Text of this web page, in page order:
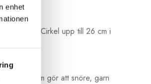
enhet
Cirkel upp till 26 cm i
spår som gör att snöre, garn